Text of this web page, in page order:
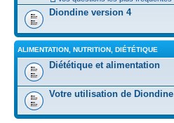
Diondine version 4
ALIMENTATION, NUTRITION, DIÉTÉTIQUE
Diététique et alimentation
Votre utilisation de Diondine